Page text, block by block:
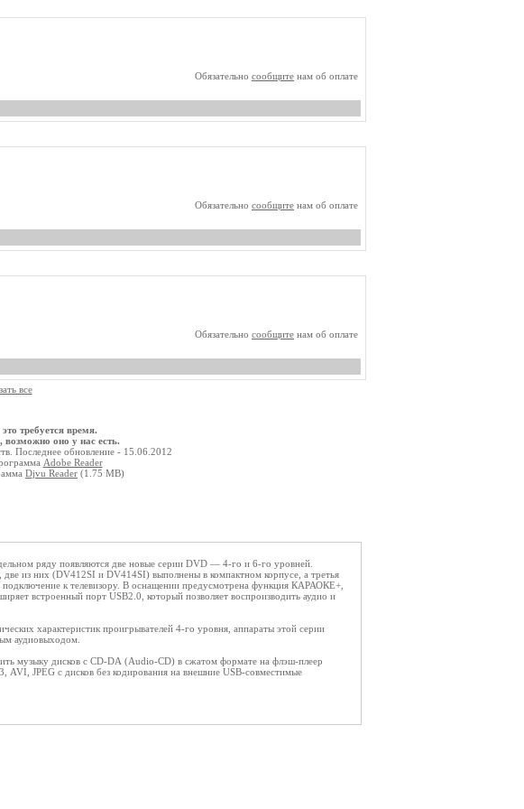
Обязательно сообщите нам об оплате
Обязательно сообщите нам об оплате
Обязательно сообщите нам об оплате
все
требуется время.
оно у нас есть.
Последнее обновление - 15.06.2012
Adobe Reader
Djvu Reader (1.75 MB)
ряду появляются две новые серии DVD — 4-го и 6-го уровней.
из них (DV412SI и DV414SI) выполнены в компактном корпусе, а третья
к телевизору. В оснащении предусмотрена функция КАРАОКЕ+,
встроенный порт USB2.0, который позволяет воспроизводить аудио и
характеристик проигрывателей 4-го уровня, аппараты этой серии
аудиовыходом.
музыку дисков с CD-DA (Audio-CD) в сжатом формате на флэш-плеер
JPEG с дисков без кодирования на внешние USB-совместимые